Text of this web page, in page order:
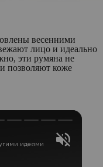
весенними
лицо и идеально
эти румяна не
позволяют коже